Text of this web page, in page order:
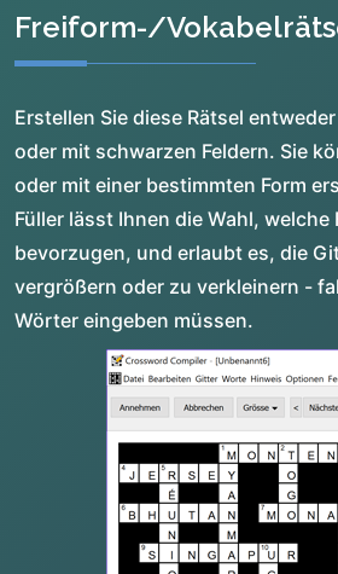
Freiform-/
Erstellen Sie diese Rätsel
oder mit schwarzen Feldern. Sie
oder mit einer bestimmten Form
Füller lässt Ihnen die Wahl, welche
bevorzugen, und erlaubt es, die
vergrößern oder zu verkleinern -
Wörter eingeben müssen.